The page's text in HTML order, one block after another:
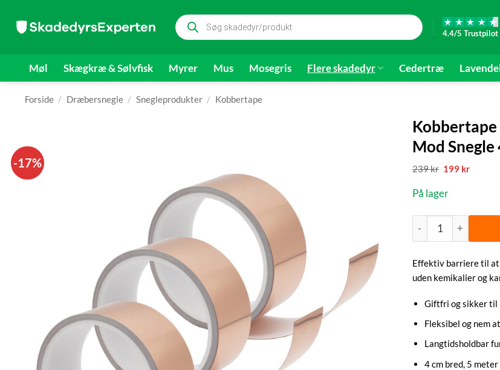
indhold
Products
search
4.4/5 Trustpilot
Møl Skægkræ & Sølvfisk Myrer Mus Mosegris Flere skadedyr Cedertræ
Forside / Dræbersnegle / Snegleprodukter / Kobbertape
-17%
Kobbertape
Mod Snegle
239kr Den
var:
199 krDen
På lager
Kobbertape | Mod
Effektiv barriere til
uden kemikalier og
Giftfri og sikker til
Fleksibel og nem
Langtidsholdbar
4 cm bred, 5 meter